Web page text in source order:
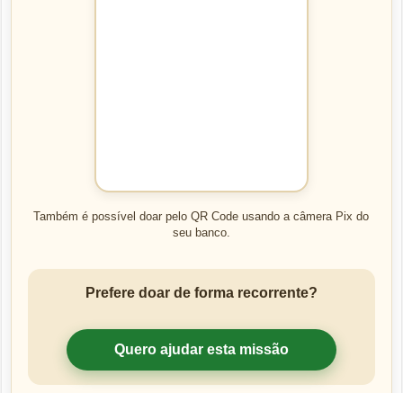
Também é possível doar pelo QR Code usando a câmera Pix do
seu banco.
Prefere doar de forma recorrente?
Quero ajudar esta missão